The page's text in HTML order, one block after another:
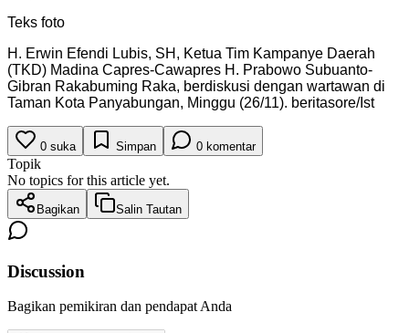
Teks foto
H. Erwin Efendi Lubis, SH, Ketua Tim Kampanye Daerah
(TKD) Madina Capres-Cawapres H. Prabowo Subuanto-
Gibran Rakabuming Raka, berdiskusi dengan wartawan di
Taman Kota Panyabungan, Minggu (26/11). beritasore/Ist
0 suka Simpan 0 komentar
Topik
No topics for this article yet.
Bagikan Salin Tautan
Discussion
Bagikan pemikiran dan pendapat Anda